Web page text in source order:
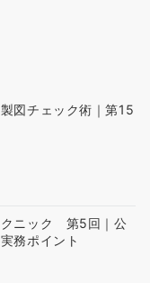
図チェック術｜第15
クニック 第5回｜公
務ポイント